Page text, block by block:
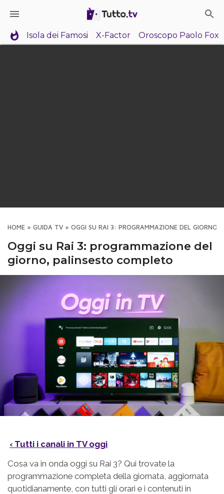
Isola dei Famosi X-Factor Oroscopo Paolo Fox
HOME » GUIDA TV » OGGI SU RAI 3: PROGRAMMAZIONE DEL GIORNO,
Oggi su Rai 3: programmazione del
giorno, palinsesto completo
‹ Tutti i canali in TV oggi
Cosa va in onda oggi su Rai 3? Qui trovate la
programmazione completa della giornata, aggiornata
quotidianamente, con tutti gli orari e i contenuti in